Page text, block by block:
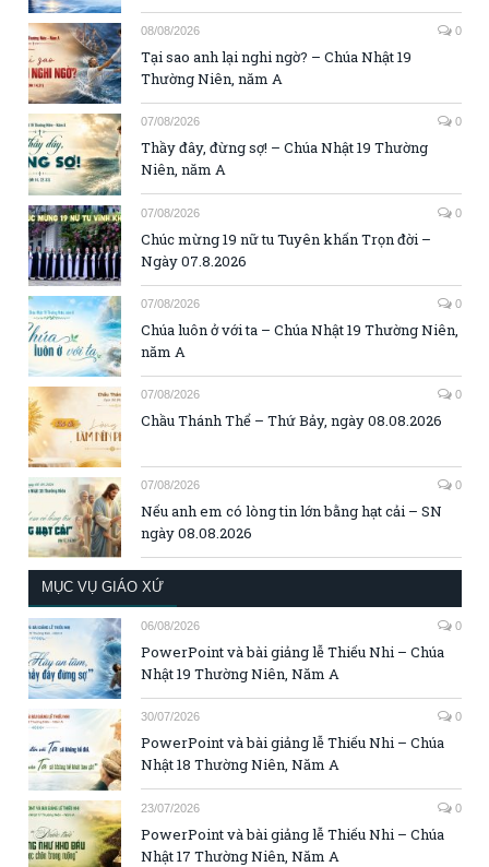
08/08/2026 0
Tại sao anh lại nghi ngờ? – Chúa Nhật 19
Thường Niên, năm A
07/08/2026 0
Thầy đây, đừng sợ! – Chúa Nhật 19 Thường
Niên, năm A
07/08/2026 0
Chúc mừng 19 nữ tu Tuyên khấn Trọn đời –
Ngày 07.8.2026
07/08/2026 0
Chúa luôn ở với ta – Chúa Nhật 19 Thường Niên,
năm A
07/08/2026 0
Chầu Thánh Thể – Thứ Bảy, ngày 08.08.2026
07/08/2026 0
Nếu anh em có lòng tin lớn bằng hạt cải – SN
ngày 08.08.2026
MỤC VỤ GIÁO XỨ
06/08/2026 0
PowerPoint và bài giảng lễ Thiếu Nhi – Chúa
Nhật 19 Thường Niên, Năm A
30/07/2026 0
PowerPoint và bài giảng lễ Thiếu Nhi – Chúa
Nhật 18 Thường Niên, Năm A
23/07/2026 0
PowerPoint và bài giảng lễ Thiếu Nhi – Chúa
Nhật 17 Thường Niên, Năm A